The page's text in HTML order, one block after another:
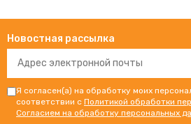
Новостная рассылка
Я согласен(а) на обработку моих
соответствии с Политикой обработки
Согласием на обработку персональных